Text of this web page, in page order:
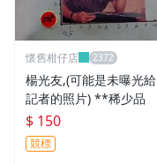
懷舊柑仔店
楊光友,(可能是未曝光給
記者的照片) **稀少品
$ 150
競標